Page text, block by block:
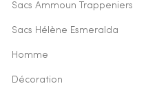
Sacs Ammoun Trappeniers
Sacs Hélène Esmeralda
Homme
Décoration